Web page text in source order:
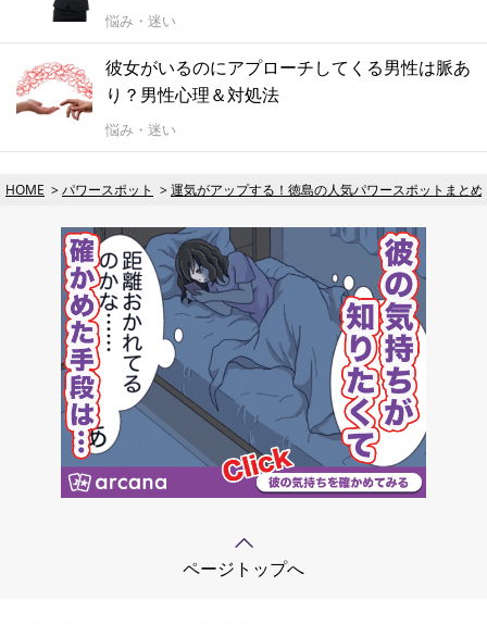
悩み・迷い
彼女がいるのにアプローチしてくる男性は脈あ
り？男性心理＆対処法
悩み・迷い
HOME パワースポット 運気がアップする！徳島の人気パワースポットまとめ
ページトップへ